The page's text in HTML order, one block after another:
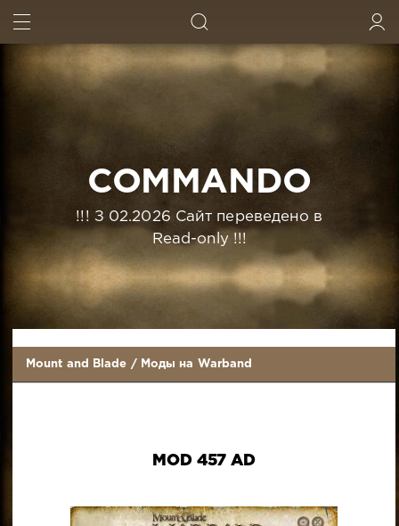
COMMANDO
!!! З 02.2026 Сайт переведено в
Read-only !!!
Mount and Blade / Моды на Warband
MOD 457 AD